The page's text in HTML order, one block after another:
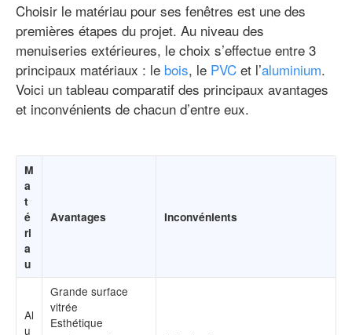
Choisir le matériau pour ses fenêtres est une des
premières étapes du projet. Au niveau des
menuiseries extérieures, le choix s’effectue entre 3
principaux matériaux : le bois, le PVC et l’aluminium.
Voici un tableau comparatif des principaux avantages
et inconvénients de chacun d’entre eux.
M
a
t
é
ri
a
u
Avantages Inconvénients
Al
u
Grande surface
vitrée
Esthétique